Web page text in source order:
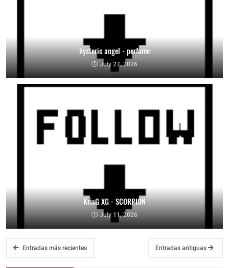
hysteric angel - perfume
July 27, 2026
KrisG XG - SCORPION
July 11, 2026
Entradas más recientes Entradas antiguas